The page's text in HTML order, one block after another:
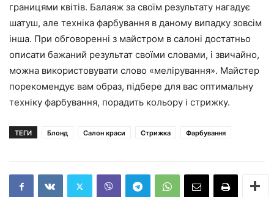
границями квітів. Балаяж за своїм результату нагадує
шатуш, але техніка фарбування в даному випадку зовсім
інша. При обговоренні з майстром в салоні достатньо
описати бажаний результат своїми словами, і звичайно,
можна використовувати слово «мелірування». Майстер
порекомендує вам образ, підбере для вас оптимальну
техніку фарбування, порадить кольору і стрижку.
ТЕГИ Блонд Салон краси Стрижка Фарбування